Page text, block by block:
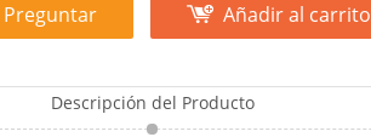
Preguntar Añadir al carrito
Descripción del Producto